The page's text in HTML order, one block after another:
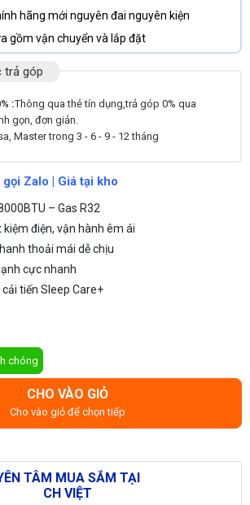
hãng mới nguyên đai nguyên kiện
gồm vận chuyển và lắp đặt
trả góp
:Thông qua thẻ tín dụng,trả góp 0% qua
gọn, đơn giản.
Master trong 3 - 6 - 9 - 12 tháng
Zalo | Giá tại kho
– Gas R32
kiệm điện, vận hành êm ái
thoải mái dễ chịu
cực nhanh
cải tiến Sleep Care+
chóng
CHO VÀO GIỎ
Cho vào giỏ để chọn tiếp
TÂM MUA SẮM TẠI
CH VIỆT